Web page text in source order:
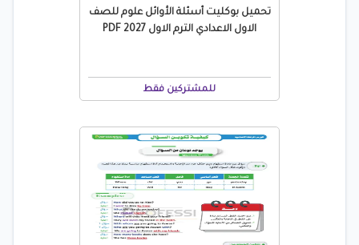
تحميل بوكليت أسئلة الأوائل علوم للصف
الاول الاعدادي الترم الاول 2027 PDF
للمشتركين فقط